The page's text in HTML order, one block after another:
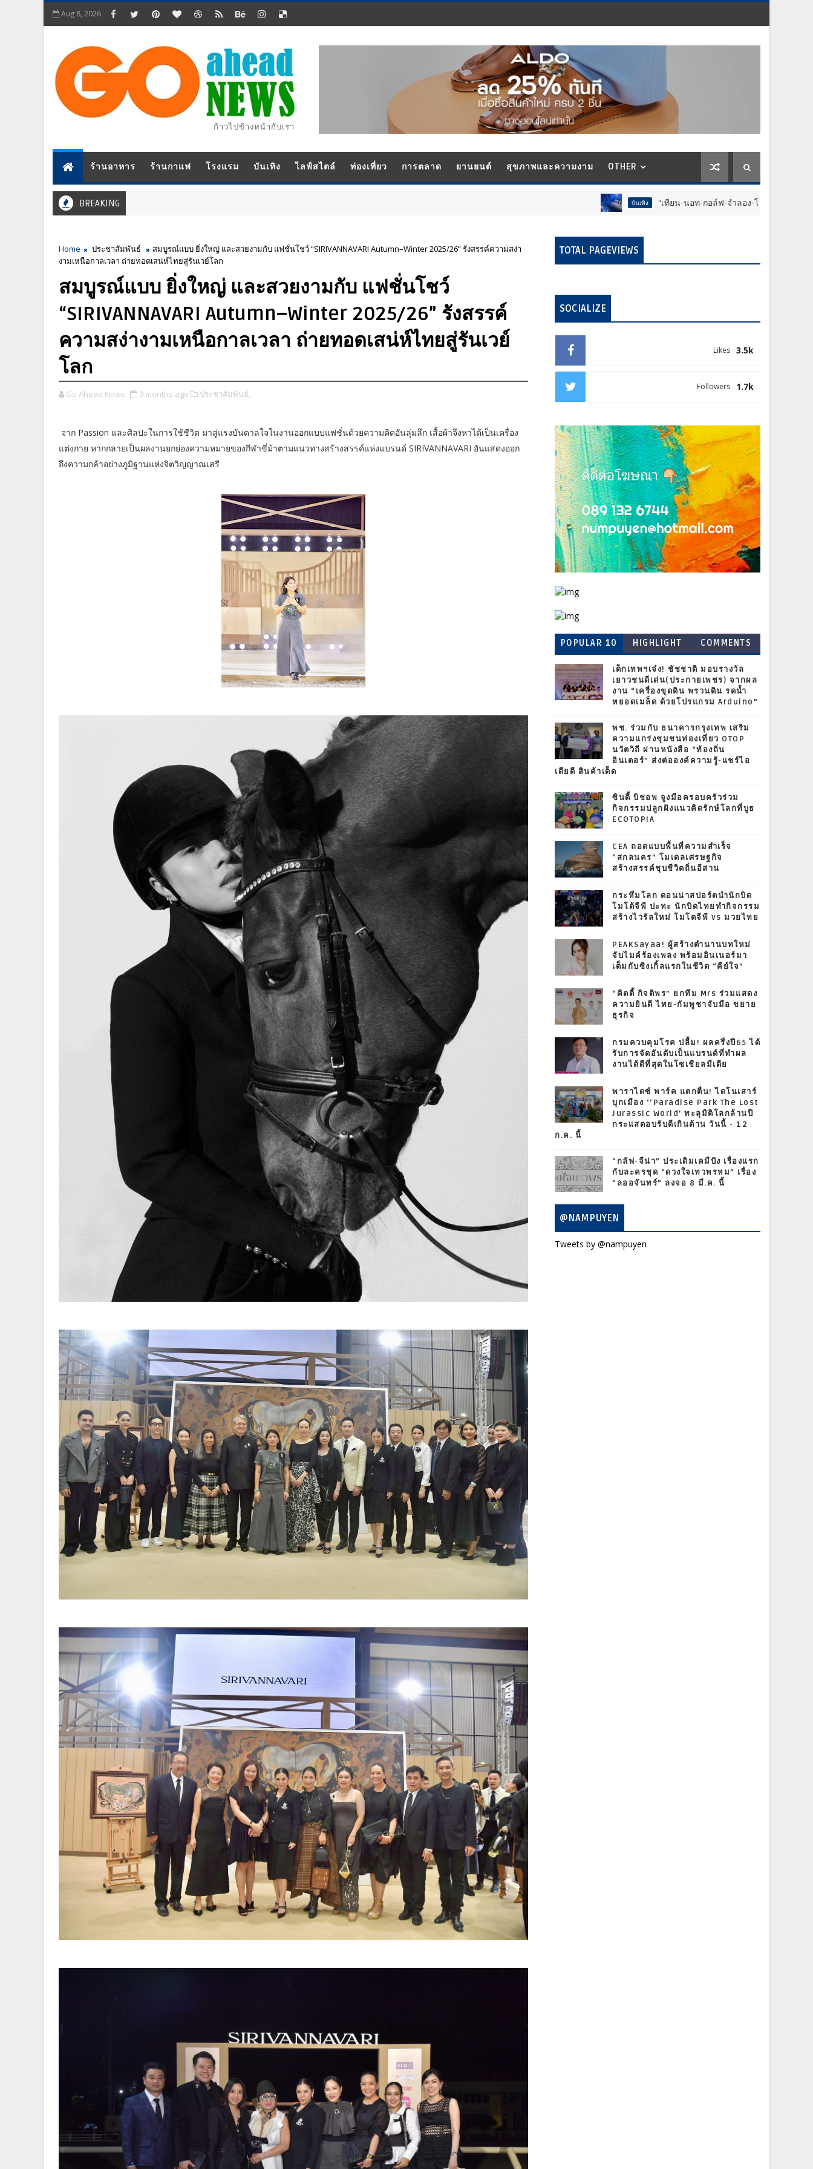
Aug 8, 2026
ก้าวไปข้างหน้ากับเรา
ร้านอาหาร ร้านกาแฟ โรงแรม บันเทิง ไลฟ์สไตล์ ท่องเที่ยว การตลาด ยานยนต์ สุขภาพและความงาม OTHER
BREAKING “เทียน-นอท-กอล์ฟ-จำลอง-โฟล์ค” ร้องจ๊าก!! อุปกรณ์ม่วน
Home ประชาสัมพันธ์
สมบูรณ์แบบ ยิ่งใหญ่ และสวยงามกับ แฟชั่นโชว์ “SIRIVANNAVARI Autumn–Winter 2025/26” รังสรรค์ความสง่า
งามเหนือกาลเวลา ถ่ายทอดเสน่ห์ไทยสู่รันเวย์โลก
สมบูรณ์แบบ ยิ่งใหญ่ และสวยงามกับ แฟชั่นโชว์
“SIRIVANNAVARI Autumn–Winter 2025/26” รังสรรค์
ความสง่างามเหนือกาลเวลา ถ่ายทอดเสน่ห์ไทยสู่รันเวย์
โลก
Go Ahead News 9 months ago ประชาสัมพันธ์,
จาก Passion และศิลปะในการใช้ชีวิต มาสู่แรงบันดาลใจในงานออกแบบแฟชั่นด้วยความคิดอันลุ่มลึก เสื้อผ้าจึงหาได้เป็นเครื่อง
แต่งกาย หากกลายเป็นผลงานยกย่องความหมายของกีฬาขี่ม้าตามแนวทางสร้างสรรค์แห่งแบรนด์ SIRIVANNAVARI อันแสดงออก
ถึงความกล้าอย่างภูมิฐานแห่งจิตวิญญาณเสรี
TOTAL PAGEVIEWS
SOCIALIZE
3.5k
Likes
1.7k
Followers
POPULAR 10 HIGHLIGHT COMMENTS
เด็กเทพฯเจ๋ง! ชัชชาติ มอบรางวัล
เยาวชนดีเด่น(ประกายเพชร) จากผล
งาน “เครื่องขุดดิน พรวนดิน รดน้ำ
หยอดเมล็ด ด้วยโปรแกรม Arduino”
พช. ร่วมกับ ธนาคารกรุงเทพ เสริม
ความแกร่งชุมชนท่องเที่ยว OTOP
นวัตวิถี ผ่านหนังสือ “ท้องถิ่น
อินเตอร์” ส่งต่อองค์ความรู้-แชร์ไอ
เดียดี สินค้าเด็ด
ซินดี้ บิชอพ จูงมือครอบครัวร่วม
กิจกรรมปลูกฝังแนวคิดรักษ์โลกที่บูธ
ECOTOPIA
CEA ถอดแบบพื้นที่ความสำเร็จ
“สกลนคร” โมเดลเศรษฐกิจ
สร้างสรรค์ชุบชีวิตถิ่นอีสาน
กระหึ่มโลก ดอนน่าสปอร์ตนำนักบิด
โมโต้จีพี ปะทะ นักบิดไทยทำกิจกรรม
สร้างไวรัลใหม่ โมโตจีพี vs มวยไทย
PEAKSayaa! ผู้สร้างตำนานบทใหม่
จับไมค์ร้องเพลง พร้อมอินเนอร์มา
เต็มกับซิงเกิ้ลแรกในชีวิต “คีย์ใจ”
“คิตตี้ กิจติพร” ยกทีม Mrs ร่วมแสดง
ความยินดี ไทย-กัมพูชาจับมือ ขยาย
ธุรกิจ
กรมควบคุมโรค ปลื้ม! ผลครึ่งปี65 ได้
รับการจัดอันดับเป็นแบรนด์ที่ทำผล
งานได้ดีที่สุดในโซเชียลมีเดีย
พาราไดซ์ พาร์ค แตกตื่น! ไดโนเสาร์
บุกเมือง ‘‘Paradise Park The Lost
Jurassic World’ ทะลุมิติโลกล้านปี
กระแสตอบรับดีเกินต้าน วันนี้ - 12
ก.ค. นี้
“กลัฟ-จีน่า” ประเดิมเคมีปัง เรื่องแรก
กับละครชุด “ดวงใจเทวพรหม” เรื่อง
“ลออจันทร์” ลงจอ 8 มี.ค. นี้
@NAMPUYEN
Tweets by @nampuyen